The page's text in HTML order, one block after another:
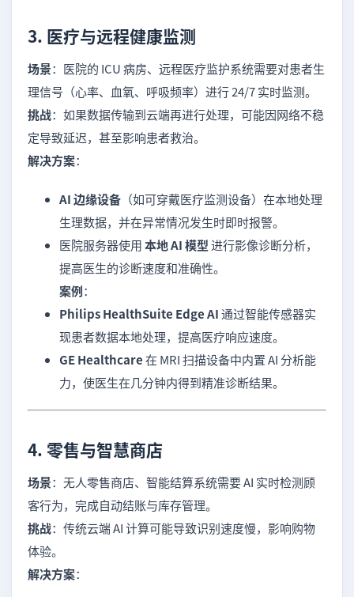
3. 医疗与远程健康监测
场景：医院的 ICU 病房、远程医疗监护系统需要对患者生
理信号（心率、血氧、呼吸频率）进行 24/7 实时监测。
挑战：如果数据传输到云端再进行处理，可能因网络不稳
定导致延迟，甚至影响患者救治。
解决方案：
AI 边缘设备 （如可穿戴医疗监测设备）在本地处理
生理数据，并在异常情况发生时即时报警。
医院服务器使用本地 AI 模型进行影像诊断分析，
提高医生的诊断速度和准确性。
案例：
Philips HealthSuite Edge AI通过智能传感器实
现患者数据本地处理，提高医疗响应速度。
GE Healthcare在 MRI 扫描设备中内置 AI 分析能
力，使医生在几分钟内得到精准诊断结果。
4. 零售与智慧商店
场景：无人零售商店、智能结算系统需要 AI 实时检测顾
客行为，完成自动结账与库存管理。
挑战：传统云端 AI 计算可能导致识别速度慢，影响购物
体验。
解决方案：